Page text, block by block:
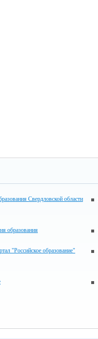
Свердловской области
образования
"Российское образование"